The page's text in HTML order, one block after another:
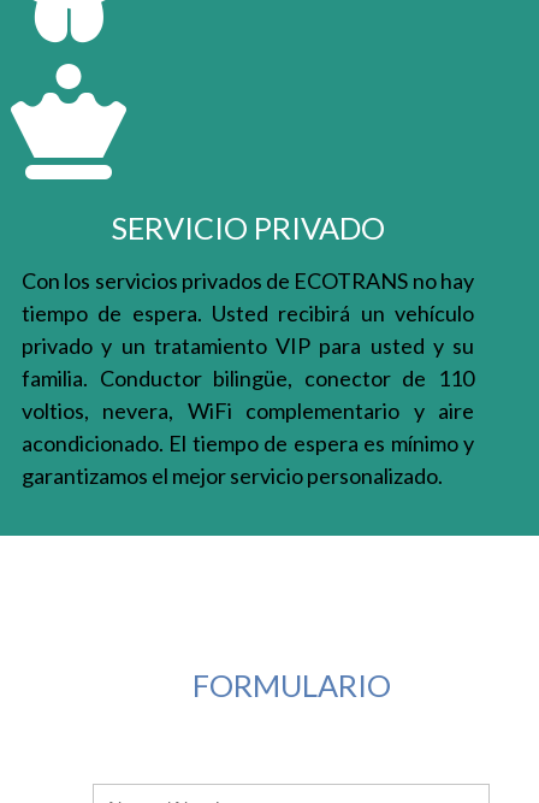
SERVICIO PRIVADO
Con los servicios privados de ECOTRANS no hay
tiempo de espera. Usted recibirá un vehículo
privado y un tratamiento VIP para usted y su
familia. Conductor bilingüe, conector de 110
voltios, nevera, WiFi complementario y aire
acondicionado. El tiempo de espera es mínimo y
garantizamos el mejor servicio personalizado.
FORMULARIO